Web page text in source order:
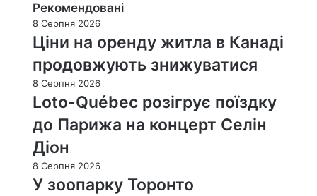
Рекомендовані
8 Серпня 2026
Ціни на оренду житла в Канаді
продовжують знижуватися
8 Серпня 2026
Loto-Québec розігрує поїздку
до Парижа на концерт Селін
Діон
8 Серпня 2026
У зоопарку Торонто